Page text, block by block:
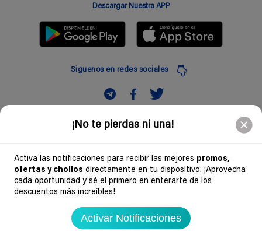
¡No te pierdas ni una!
Activa las notificaciones para recibir las mejores promos,
ofertas y chollos directamente en tu dispositivo. ¡Aprovecha
cada oportunidad y sé el primero en enterarte de los
descuentos más increíbles!
Activar Notificaciones
Descargar Nuestra APP
Siguenos en redes sociales
Suscribir
Soydechollos 2026 - Todos los derechos reservados